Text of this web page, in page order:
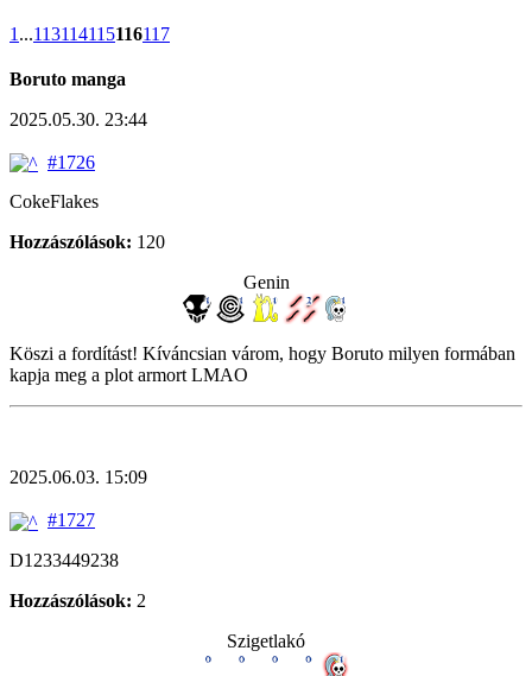
1 ...113114115116117
Boruto manga
2025.05.30. 23:44
#1726
CokeFlakes
Hozzászólások: 120
Genin
Köszi a fordítást! Kíváncsian várom, hogy Boruto milyen formában
kapja meg a plot armort LMAO
2025.06.03. 15:09
#1727
D1233449238
Hozzászólások: 2
Szigetlakó